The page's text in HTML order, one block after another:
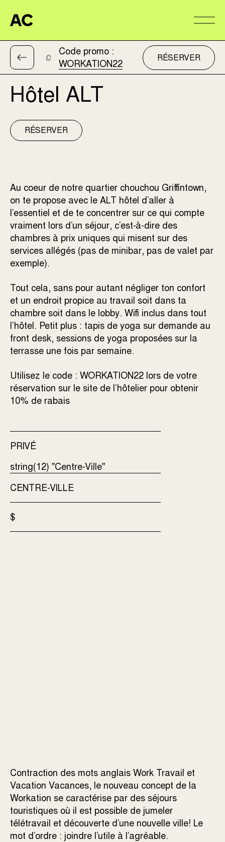
Aire Commune
Code promo :
WORKATION22
RÉSERVER
FORFAIT
Hôtel ALT
RÉSERVER
PRIVÉ
CENTRE-VILLE
$
Au coeur de notre quartier chouchou Griffintown,
on te propose avec le ALT hôtel d’aller à
l’essentiel et de te concentrer sur ce qui compte
vraiment lors d’un séjour, c’est-à-dire des
chambres à prix uniques qui misent sur des
services allégés (pas de minibar, pas de valet par
exemple).
Tout cela, sans pour autant négliger ton confort
et un endroit propice au travail soit dans ta
chambre soit dans le lobby. Wifi inclus dans tout
l’hôtel. Petit plus : tapis de yoga sur demande au
front desk, sessions de yoga proposées sur la
terrasse une fois par semaine.
Utilisez le code : WORKATION22 lors de votre
réservation sur le site de l’hôtelier pour obtenir
10% de rabais
Contraction des mots anglais Work Travail et
Vacation Vacances, le nouveau concept de la
Workation se caractérise par des séjours
touristiques où il est possible de jumeler
télétravail et découverte d’une nouvelle ville! Le
mot d’ordre : joindre l’utile à l’agréable.